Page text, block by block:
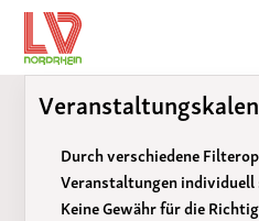
Durch verschiedene
Veranstaltungen
Keine Gewähr für die